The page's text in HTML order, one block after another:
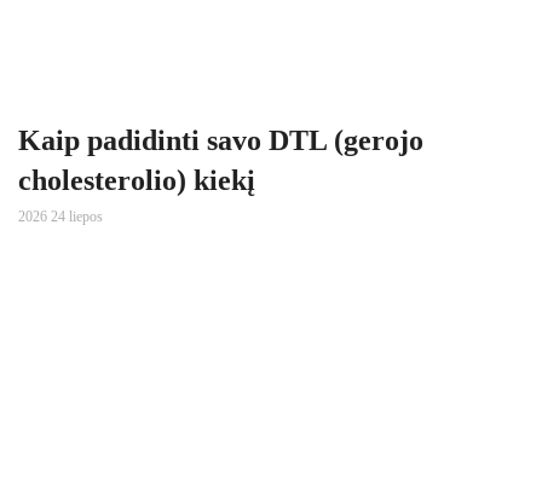
Kaip padidinti savo DTL (gerojo
cholesterolio) kiekį
2026 24 liepos